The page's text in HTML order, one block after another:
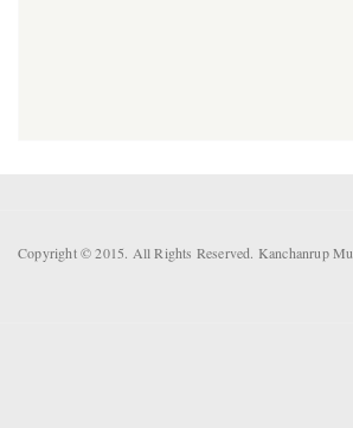
Copyright © 2015. All Rights Reserved. Kanchanrup